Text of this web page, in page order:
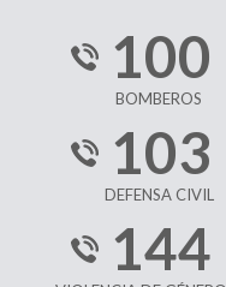
100
BOMBEROS
103
DEFENSA CIVIL
144